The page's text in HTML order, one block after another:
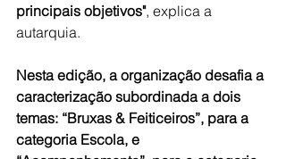
principais objetivos", explica a
autarquia.
Nesta edição, a organização desafia a
caracterização subordinada a dois
temas: “Bruxas & Feiticeiros”, para a
categoria Escola, e